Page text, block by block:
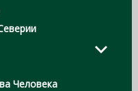
Человека